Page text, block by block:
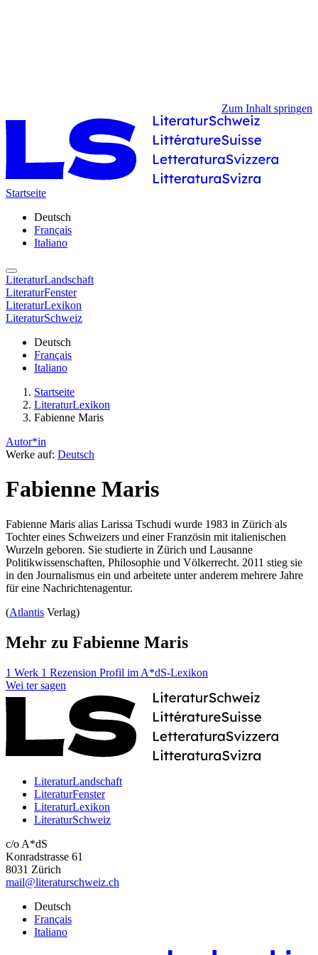
Zum Inhalt springen
Startseite
Deutsch
Français
Italiano
LiteraturLandschaft
LiteraturFenster
LiteraturLexikon
LiteraturSchweiz
Deutsch
Français
Italiano
Startseite
LiteraturLexikon
Fabienne Maris
Autor*in
Werke auf: Deutsch
Fabienne Maris
Fabienne Maris alias Larissa Tschudi wurde 1983 in Zürich als
Tochter eines Schweizers und einer Französin mit italienischen
Wurzeln geboren. Sie studierte in Zürich und Lausanne
Politikwissenschaften, Philosophie und Völkerrecht. 2011 stieg sie
in den Journalismus ein und arbeitete unter anderem mehrere Jahre
für eine Nachrichtenagentur.
(Atlantis Verlag)
Mehr zu Fabienne Maris
1 Werk 1 Rezension Profil im A*dS-Lexikon
Wei ter sagen
LiteraturLandschaft
LiteraturFenster
LiteraturLexikon
LiteraturSchweiz
c/o A*dS
Konradstrasse 61
8031 Zürich
mail@literaturschweiz.ch
Deutsch
Français
Italiano